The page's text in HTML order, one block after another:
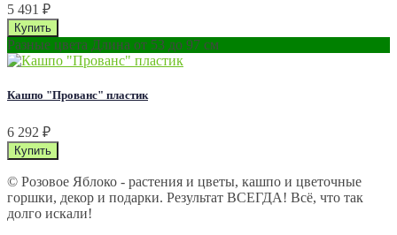
5 491 ₽
Разные цвета Длина от 53 до 97 см
Кашпо "Прованс" пластик
6 292 ₽
© Розовое Яблоко - растения и цветы, кашпо и цветочные
горшки, декор и подарки. Результат ВСЕГДА! Всё, что так
долго искали!